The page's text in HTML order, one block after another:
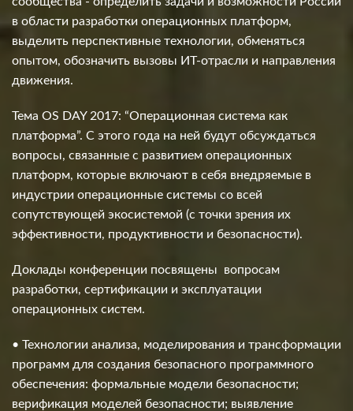
в области разработки операционных платформ,
выделить перспективные технологии, обменяться
опытом, обозначить вызовы ИТ-отрасли и направления
движения.
Тема OS DAY 2017: “Операционная система как
платформа”. С этого года на ней будут обсуждаться
вопросы, связанные с развитием операционных
платформ, которые включают в себя внедряемые в
индустрии операционные системы со всей
сопутствующей экосистемой (с точки зрения их
эффективности, продуктивности и безопасности).
Доклады конференции посвящены вопросам
разработки, сертификации и эксплуатации
операционных систем.
• Технологии анализа, моделирования и трансформации
программ для создания безопасного программного
обеспечения: формальные модели безопасности;
верификация моделей безопасности; выявление